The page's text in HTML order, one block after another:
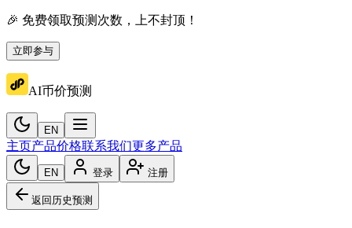
🎉 免费领取预测次数，上不封顶！
立即参与
AI币价预测
EN
主页产品价格联系我们更多产品
EN 登录 注册
返回历史预测